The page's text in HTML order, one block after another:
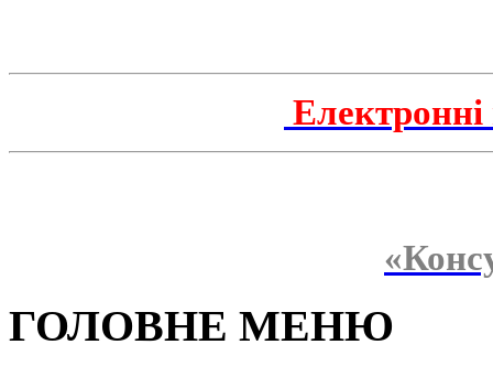
Електронні
ГОЛОВНЕ МЕНЮ